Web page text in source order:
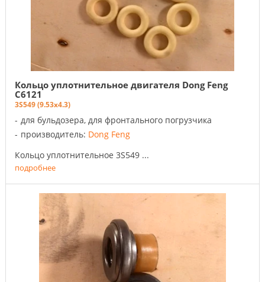
Кольцо уплотнительное двигателя Dong Feng
C6121
3S549 (9.53x4.3)
для бульдозера, для фронтального погрузчика
производитель: Dong Feng
Кольцо уплотнительное 3S549 ...
подробнее